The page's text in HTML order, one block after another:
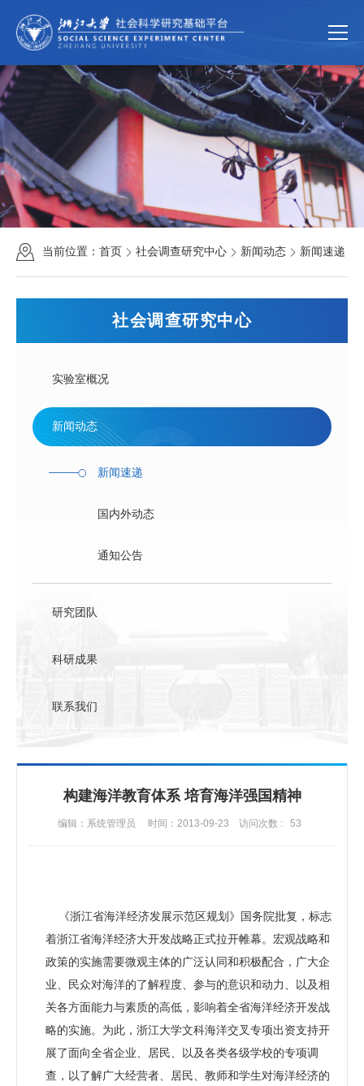
首页
关于我们
平台简介
组织机构
规章制度
新闻动态
新闻速递
通知公告
科学研究
研究团队
科研成果
科研项目
中国家庭大数据库
大型仪器共享服务
当前位置： 首页 社会调查研究中心 新闻动态 新闻速递
社会调查研究中心
实验室概况
新闻动态
新闻速递
国内外动态
通知公告
研究团队
科研成果
联系我们
构建海洋教育体系 培育海洋强国精神
编辑：系统管理员 时间：2013-09-23 访问次数 : 53
《浙江省海洋经济发展示范区规划》国务院批复，标志
着浙江省海洋经济大开发战略正式拉开帷幕。宏观战略和
政策的实施需要微观主体的广泛认同和积极配合，广大企
业、民众对海洋的了解程度、参与的意识和动力、以及相
关各方面能力与素质的高低，影响着全省海洋经济开发战
略的实施。为此，浙江大学文科海洋交叉专项出资支持开
展了面向全省企业、居民、以及各类各级学校的专项调
查，以了解广大经营者、居民、教师和学生对海洋经济的